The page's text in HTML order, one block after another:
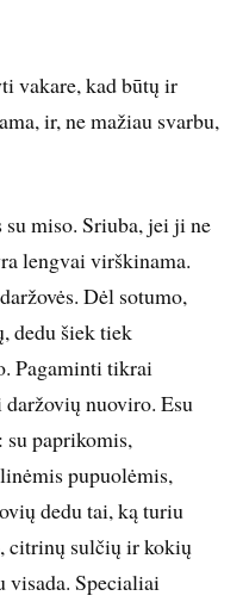
vakare, kad būtų ir
ir, ne mažiau svarbu,
miso. Sriuba, jei ji ne
lengvai virškinama.
Dėl sotumo,
dedu šiek tiek
Pagaminti tikrai
nuoviro. Esu
paprikomis,
pupuolėmis,
dedu tai, ką turiu
citrinų sulčių ir kokių
visada. Specialiai